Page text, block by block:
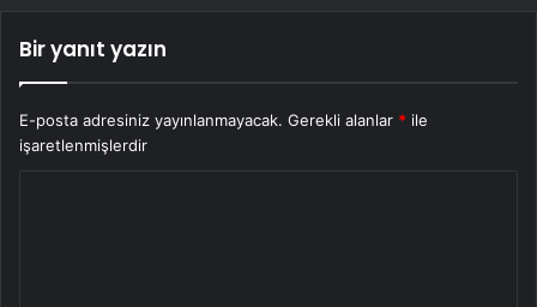
Bir yanıt yazın
E-posta adresiniz yayınlanmayacak. Gerekli alanlar * ile
işaretlenmişlerdir